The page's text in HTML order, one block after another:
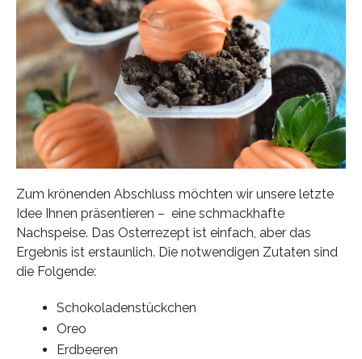
Zum krönenden Abschluss möchten wir unsere letzte
Idee Ihnen präsentieren – eine schmackhafte
Nachspeise. Das Osterrezept ist einfach, aber das
Ergebnis ist erstaunlich. Die notwendigen Zutaten sind
die Folgende:
Schokoladenstückchen
Oreo
Erdbeeren